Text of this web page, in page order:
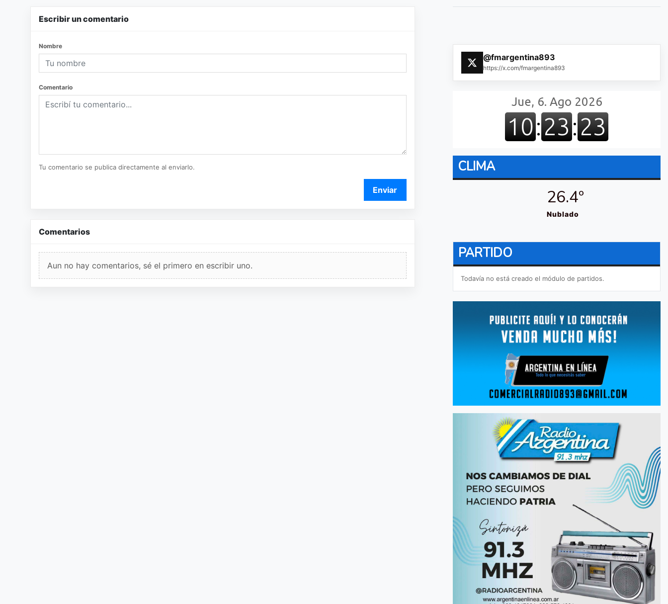
Escribir un comentario
Nombre
Comentario
Tu comentario se publica directamente al enviarlo.
Enviar
Comentarios
Aun no hay comentarios, sé el primero en escribir uno.
@fmargentina893
https://x.com/fmargentina893
CLIMA
26.4º
Nublado
PARTIDO
Todavía no está creado el módulo de partidos.